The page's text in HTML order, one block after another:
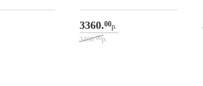
борт усилены фанерой
3360.00р.
3400.00р.